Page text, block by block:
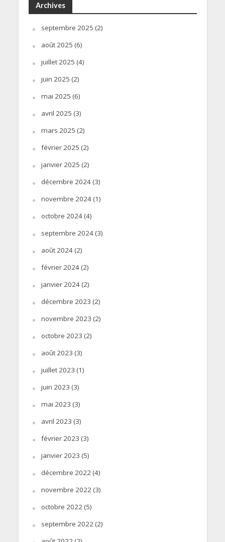
Archives
septembre 2025 (2)
août 2025 (6)
juillet 2025 (4)
juin 2025 (2)
mai 2025 (6)
avril 2025 (3)
mars 2025 (2)
février 2025 (2)
janvier 2025 (2)
décembre 2024(3)
novembre 2024(1)
octobre 2024(4)
septembre 2024(3)
août 2024(2)
février 2024(2)
janvier 2024(2)
décembre 2023 (2)
novembre 2023 (2)
octobre 2023 (2)
août 2023 (3)
juillet 2023 (1)
juin 2023 (3)
mai 2023 (3)
avril 2023 (3)
février 2023 (3)
janvier 2023 (5)
décembre 2022(4)
novembre 2022(3)
octobre 2022(5)
septembre 2022(2)